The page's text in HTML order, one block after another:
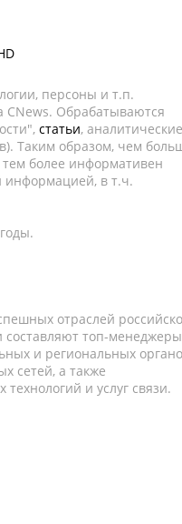
персоны и т.п.
CNews. Обрабатываются
статьи, аналитические
Таким образом, чем
более информативен
информацией, в т.ч.
отраслей
составляют топ-
и региональных
сетей, а также
и услуг связи.